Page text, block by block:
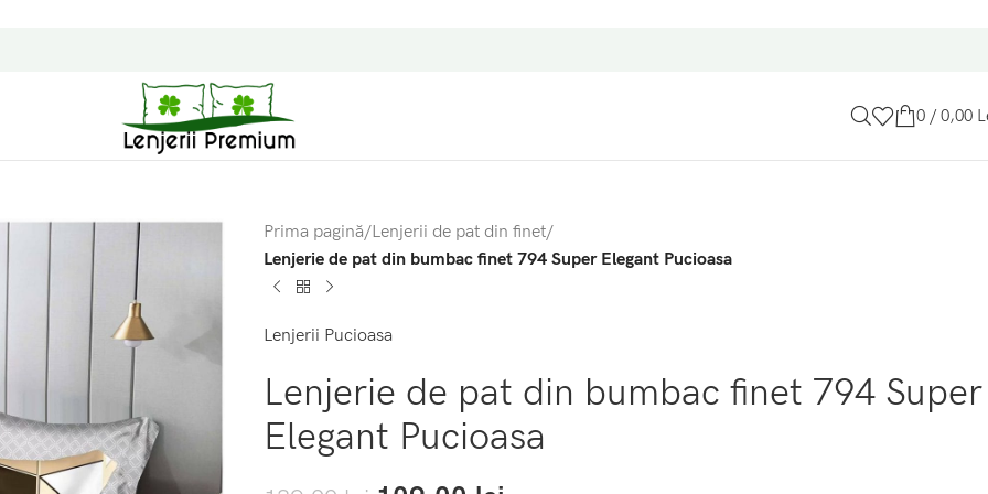
0 / 0,00
Prima pagină/Lenjerii de pat din finet/
Lenjerie de pat din bumbac finet 794 Super Elegant Pucioasa
Lenjerii Pucioasa
Lenjerie de pat din bumbac finet 794 Super
Elegant Pucioasa